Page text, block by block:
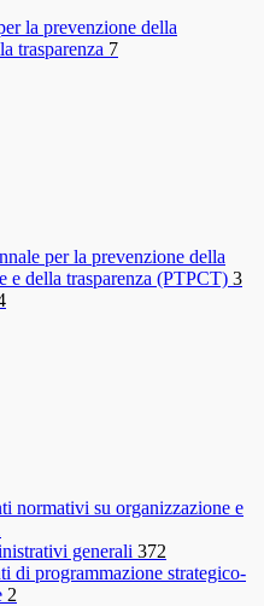
la prevenzione della
trasparenza 7
per la prevenzione della
e della trasparenza (PTPCT) 3
normativi su organizzazione e
generali 372
di programmazione strategico-
2